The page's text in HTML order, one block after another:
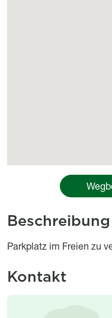
Beschreibung
Object description
Parkplatz im Freien zu
Kontakt